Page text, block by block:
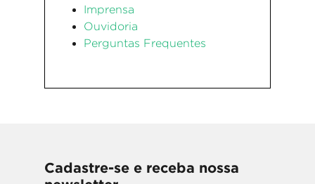
Imprensa
Ouvidoria
Perguntas Frequentes
Cadastre-se e receba nossa